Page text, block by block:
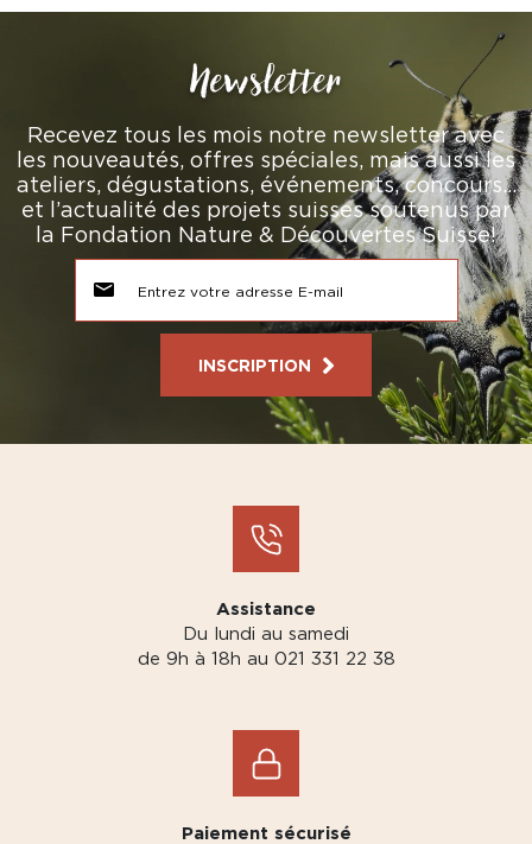
Newsletter
Recevez tous les mois notre newsletter avec
les nouveautés, offres spéciales, mais aussi les
ateliers, dégustations, événements, concours…
et l’actualité des projets suisses soutenus par
la Fondation Nature & Découvertes Suisse!
INSCRIPTION
Assistance
Du lundi au samedi
de 9h à 18h au 021 331 22 38
Paiement sécurisé